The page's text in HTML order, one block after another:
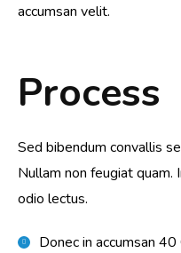
accumsan velit.
Process
Sed bibendum convallis
Nullam non feugiat quam.
odio lectus.
Donec in accumsan